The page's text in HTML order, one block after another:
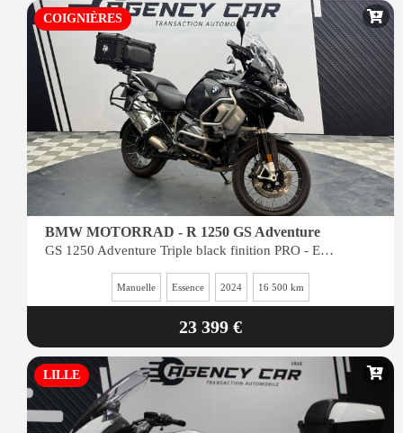
COIGNIÈRES
BMW MOTORRAD - R 1250 GS Adventure
GS 1250 Adventure Triple black finition PRO - Entretien complet BMW
Manuelle Essence 2024 16 500 km
23 399 €
LILLE